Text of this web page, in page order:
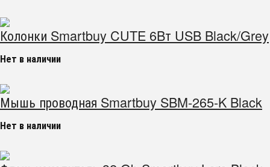
Колонки Smartbuy CUTE 6Bт USB Black/Grey
Нет в наличии
Мышь проводная Smartbuy SBM-265-K Black
Нет в наличии